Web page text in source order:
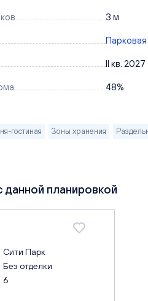
3 м
Парковая
II кв. 2027
48%
гостиная Зоны хранения
данной планировкой
Сити Парк
Без отделки
6